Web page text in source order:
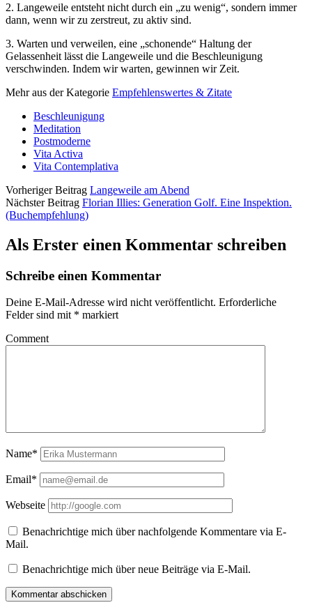
2. Langeweile entsteht nicht durch ein „zu wenig“, sondern immer
dann, wenn wir zu zerstreut, zu aktiv sind.
3. Warten und verweilen, eine „schonende“ Haltung der
Gelassenheit lässt die Langeweile und die Beschleunigung
verschwinden. Indem wir warten, gewinnen wir Zeit.
Mehr aus der Kategorie Empfehlenswertes & Zitate
Beschleunigung
Meditation
Postmoderne
Vita Activa
Vita Contemplativa
Vorheriger Beitrag Langeweile am Abend
Nächster Beitrag Florian Illies: Generation Golf. Eine Inspektion.
(Buchempfehlung)
Als Erster einen Kommentar schreiben
Schreibe einen Kommentar
Deine E-Mail-Adresse wird nicht veröffentlicht. Erforderliche
Felder sind mit * markiert
Comment
Name*
Email*
Webseite
Benachrichtige mich über nachfolgende Kommentare via E-
Mail.
Benachrichtige mich über neue Beiträge via E-Mail.